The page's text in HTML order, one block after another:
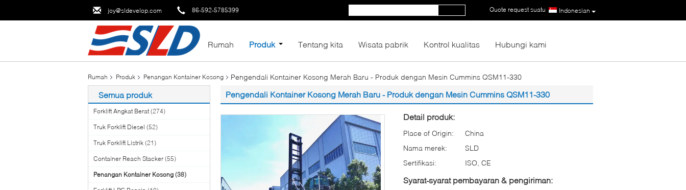
joy@sldevelop.com 86-592-5785399 Indonesian
Quote request suatu |
Rumah Produk Tentang kita Wisata pabrik Kontrol kualitas Hubungi kami
Rumah Produk Penangan Kontainer Kosong Pengendali Kontainer Kosong Merah Baru - Produk dengan Mesin Cummins QSM11-330
Semua produk
Forklift Angkat Berat (274)
Truk Forklift Diesel (52)
Truk Forklift Listrik (21)
Container Reach Stacker (55)
Penangan Kontainer Kosong (38)
Pengendali Kontainer Kosong Merah Baru - Produk dengan Mesin Cummins QSM11-330
Detail produk:
Place of Origin:
China
Nama merek:
SLD
Sertifikasi:
ISO, CE
Syarat-syarat pembayaran & pengiriman: